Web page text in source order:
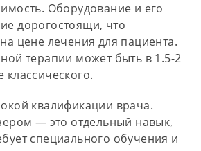
Оборудование и его
дорогостоящи, что
цене лечения для пациента.
терапии может быть в 1.5-2
классического.
квалификации врача.
— это отдельный навык,
специального обучения и